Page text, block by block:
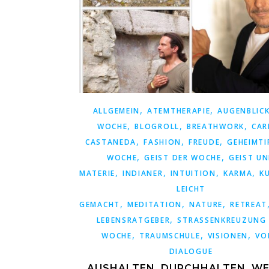
ALLGEMEIN,ATEMTHERAPIE,
WOCHE,BLOGROLL, BREATHWORK,
CASTANEDA,FASHION,FREUDE,
WOCHE,GEIST DER WOCHE, GEIST
MATERIE, INDIANER, INTUITION, KARMA,
LEICHT
GEMACHT , MEDITATION, NATURE,RETREAT
LEBENSRATGEBER,STRASSENKREUZUNG
OCHE , TRAUMSCHULE, VISIONEN,
DIALOGUE